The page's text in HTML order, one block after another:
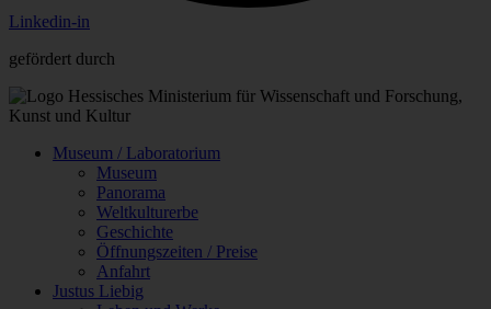
Linkedin-in
gefördert durch
Museum / Laboratorium
Museum
Panorama
Weltkulturerbe
Geschichte
Öffnungszeiten / Preise
Anfahrt
Justus Liebig